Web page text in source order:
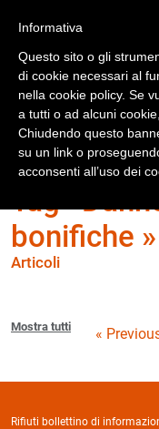
Tag
bonifiche »
Articoli
Mostra tutti «
Rifiuti bollettino di
Informativa
Questo sito o gli
di cookie necessari al
nella cookie policy. Se
a tutti o ad alcuni
Chiudendo questo
su un link o
acconsenti all’uso dei